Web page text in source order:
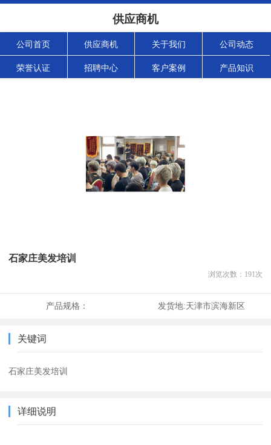
供应商机
公司首页 供应商机 关于我们 公司动态
荣誉认证 招聘中心 客户案例 产品知识
石家庄美发培训
浏览次数： 191次
产品规格： 发货地:天津市滨海新区
关键词
石家庄美发培训
详细说明